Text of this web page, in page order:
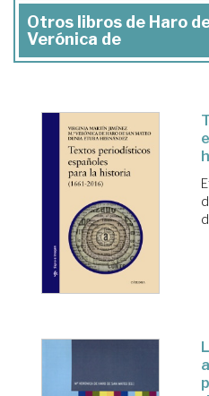
Otros libros de Haro
Verónica de